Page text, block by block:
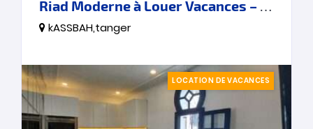
Riad Moderne à Louer Vacances – Médina – Tanger
kASSBAH,tanger
LOCATION DE VACANCES